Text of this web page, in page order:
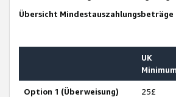
Übersicht Mindestauszahlungsbeträge
UK
Minimum
Option 1 (Überweisung) 25£